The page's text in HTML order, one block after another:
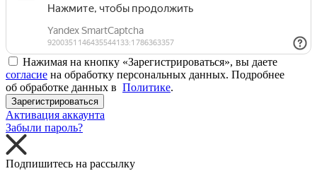
Нажимая на кнопку «Зарегистрироваться», вы даете
согласие на обработку персональных данных. Подробнее
об обработке данных в Политике.
Зарегистрироваться
Активация аккаунта
Забыли пароль?
Подпишитесь на рассылку